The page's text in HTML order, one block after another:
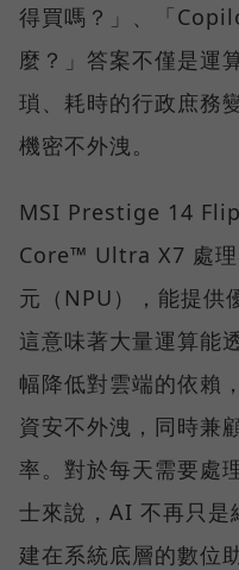
得買嗎？」、「
麼？」答案不僅是運
瑣、耗時的行政庶務
機密不外洩。
MSI Prestige 14
Core™ Ultra X7 處理
元（NPU），能提供
這意味著大量運算能
幅降低對雲端的依賴
資安不外洩，同時兼
率。對於每天需要處
士來說，AI 不再只是
建在系統底層的數